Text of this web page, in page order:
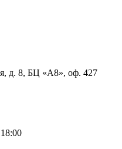
д. 8, БЦ «А8», оф. 427